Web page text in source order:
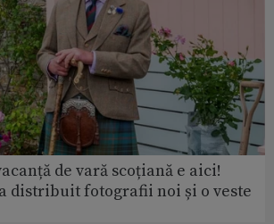
de vară scoțiană e aici!
distribuit fotografii noi și o veste